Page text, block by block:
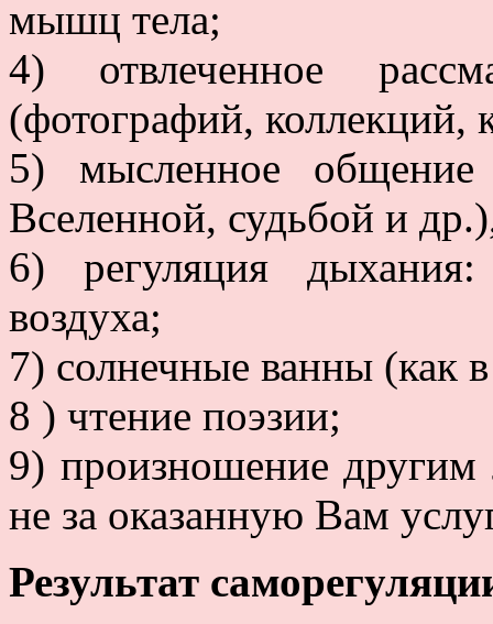
мышц тела;
4) отвлеченное
(фотографий, коллекций,
5) мысленное
Вселенной, судьбой и
6) регуляция
воздуха;
7) солнечные ванны (как
8 ) чтение поэзии;
9) произношение
не за оказанную Вам
Результат